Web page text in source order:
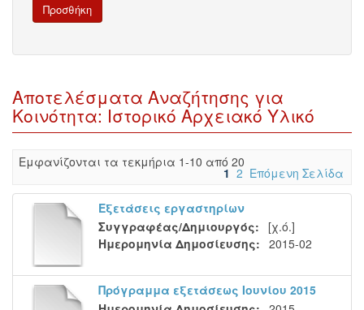
Αποτελέσματα Αναζήτησης για
Κοινότητα: Ιστορικό Αρχειακό Υλικό
Eμφανίζονται τα τεκμήρια 1-10 από 20
1 2 Επόμενη Σελίδα
Εξετάσεις εργαστηρίων
Συγγραφέας/Δημιουργός:
[χ.ό.]
Ημερομηνία Δημοσίευσης: 2015-02
Πρόγραμμα εξετάσεως Ιουνίου 2015